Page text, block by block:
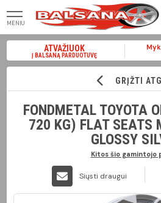
MENIU
ATVAŽIUOK
Į BALSANĄ PARDUOTUVĘ
GRĮŽTI
FONDMETAL TOYOTA
720 KG) FLAT SEATS
GLOSSY
Kitos šio gamintojo
Siųsti draugui